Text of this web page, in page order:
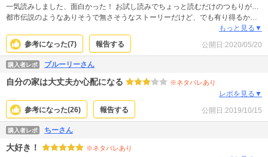
一気読みしました、面白かった！ お試し読みでちょっと読むだけのつもりが…
都市伝説のようなありそうで無さそうなストーリーだけど、でも有り得るか
も？と思わせられるような内容。 主人公のハコちゃんと月沼、魅力的です。 い
ま自分が生きている「普通の暮らし｣って、大事なんだなぁと考えさせられた
り。 みんな独りでは生きていけないのね。
もっと見る▼
参考になった(7) 報告する 公開日:2020/05/20
購入者レポ ブルーリーさん
自分の家は大丈夫か心配になる ※ネタバレあり
レポを見る▼
参考になった(26) 報告する 公開日:2019/10/15
購入者レポ ちーさん
大好き！ ※ネタバレあり